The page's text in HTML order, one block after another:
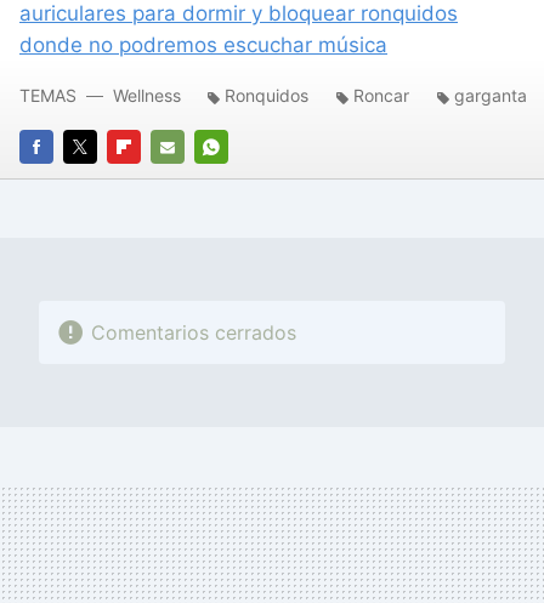
auriculares para dormir y bloquear ronquidos
donde no podremos escuchar música
FACEBOOK
TWITTERFLIPBOARD
E-
WHATSAPP
TEMAS Wellness Ronquidos Roncar garganta
Comentarios cerrados